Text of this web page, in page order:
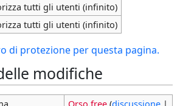
tutti gli utenti (infinito)
tutti gli utenti (infinito)
di protezione per questa pagina.
modifiche
Orso.free (discussione|